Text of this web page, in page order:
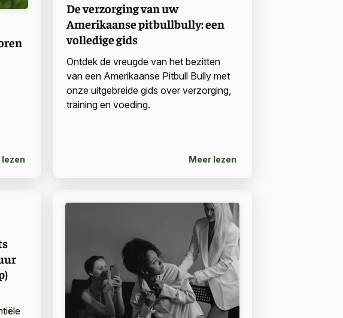
lezen
De verzorging van uw
Amerikaanse pitbullbully: een
volledige gids
Ontdek de vreugde van het bezitten
van een Amerikaanse Pitbull Bully met
onze uitgebreide gids over verzorging,
training en voeding.
Meer lezen